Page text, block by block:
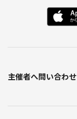
主催者へ問い合わせ